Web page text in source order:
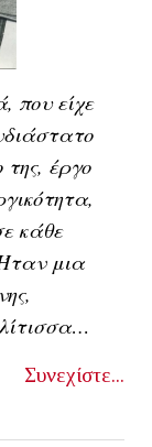
που είχε
έργο
κάθε
μια
Συνεχίστε...